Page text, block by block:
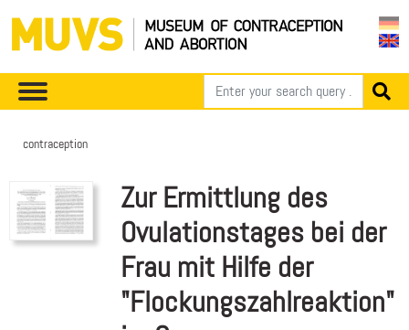
contraception
Zur Ermittlung des
Ovulationstages bei der
Frau mit Hilfe der
"Flockungszahlreaktion"